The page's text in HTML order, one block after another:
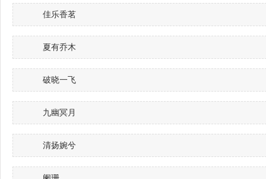
佳乐香茗
夏有乔木
破晓一飞
九幽冥月
清扬婉兮